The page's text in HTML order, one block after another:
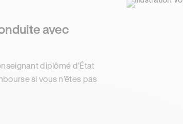
avec
diplômé d’État
si vous n’êtes pas